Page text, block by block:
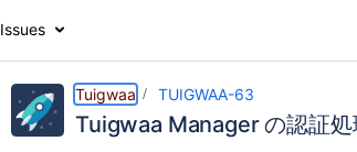
Issues
Tuigwaa TUIGWAA-63
Tuigwaa Manager の認証